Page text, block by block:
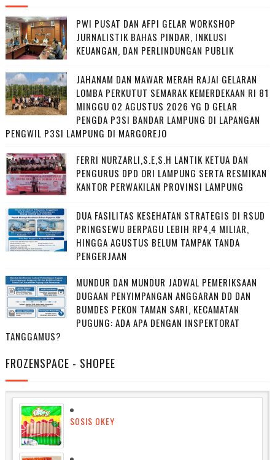
PWI PUSAT DAN AFPI GELAR WORKSHOP
JURNALISTIK BAHAS PINDAR, INKLUSI
KEUANGAN, DAN PERLINDUNGAN PUBLIK
JAHANAM DAN MAWAR MERAH RAJAI GELARAN
LOMBA PERKUTUT SEMARAK KEMERDEKAAN RI 81
MINGGU 02 AGUSTUS 2026 YG D GELAR
PENGDA P3SI BANDAR LAMPUNG DI LAPANGAN
PENGWIL P3SI LAMPUNG DI MARGOREJO
FERRI NURZARLI,S.E,S.H LANTIK KETUA DAN
PENGURUS DPD ORI LAMPUNG SERTA RESMIKAN
KANTOR PERWAKILAN PROVINSI LAMPUNG
DUA FASILITAS KESEHATAN STRATEGIS DI RSUD
PRINGSEWU BERPAGU LEBIH RP4,4 MILIAR,
HINGGA AGUSTUS BELUM TAMPAK TANDA
PENGERJAAN
MUNDUR DAN MUNDUR JADWAL PEMERIKSAAN
DUGAAN PENYIMPANGAN ANGGARAN DD DAN
BUMDES PEKON TAMAN SARI, KECAMATAN
PUGUNG: ADA APA DENGAN INSPEKTORAT
TANGGAMUS?
FROZENSPACE - SHOPEE
SOSIS OKEY